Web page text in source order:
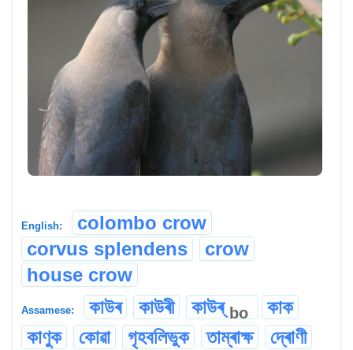
English:
colombo crow
corvus splendens
crow
house crow
Assamese: কাউৰ কাউৰী কাউৰ্ bo
কাক
কাণুক
কোৱা গৃহবলিভুক তাম্ৰাক্ষ
দ্ৰোণী